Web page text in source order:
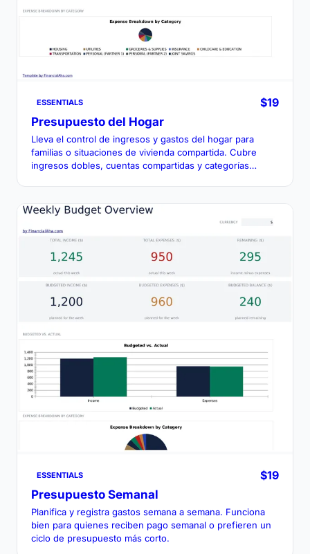
ESSENTIALS
$19
Presupuesto del Hogar
Lleva el control de ingresos y gastos del hogar para
familias o situaciones de vivienda compartida. Cubre
ingresos dobles, cuentas compartidas y categorías
ESSENTIALS
$19
Presupuesto Semanal
Planifica y registra gastos semana a semana. Funciona
bien para quienes reciben pago semanal o prefieren un
ciclo de presupuesto más corto.